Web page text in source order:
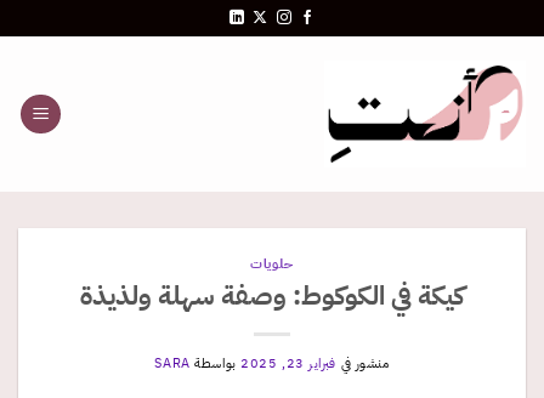
للمحتوى
حلويات
كيكة في الكوكوط: وصفة سهلة ولذيذة
منشور في فبراير 23, 2025 بواسطة SARA